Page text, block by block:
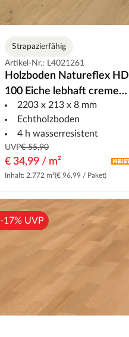
Strapazierfähig
Artikel-Nr.: L4021261
Holzboden Natureflex HD
100 Eiche lebhaft creme
20015 Landhausdiele
2203 x 213 x 8 mm
Echtholzboden
4 h wasserresistent
UVP€ 55,90
€ 34,99 / m²
Inhalt: 2.772 m²(€ 96,99 / Paket)
-17% UVP